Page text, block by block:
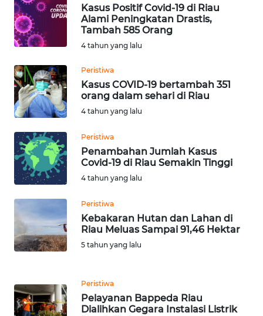
Kasus Positif Covid-19 di Riau
Alami Peningkatan Drastis,
Tambah 585 Orang
4 tahun yang lalu
Peristiwa
Kasus COVID-19 bertambah 351
orang dalam sehari di Riau
4 tahun yang lalu
Peristiwa
Penambahan Jumlah Kasus
Covid-19 di Riau Semakin Tinggi
4 tahun yang lalu
Peristiwa
Kebakaran Hutan dan Lahan di
Riau Meluas Sampai 91,46 Hektar
5 tahun yang lalu
Peristiwa
Pelayanan Bappeda Riau
Dialihkan Gegara Instalasi Listrik
TAPANULI
UTARA
WN
WN
PADANG
LAWAS
WN
SUMEDANG
WN
KEPULAUAN
WN
TANGERANG